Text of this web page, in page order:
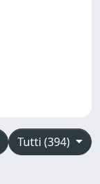
Tutti (394)